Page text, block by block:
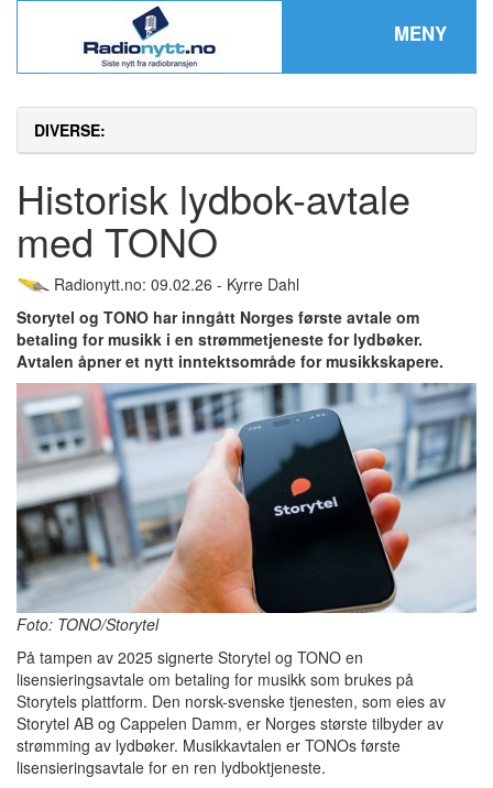
MENY
DIVERSE:
Historisk lydbok-avtale
med TONO
Radionytt.no: 09.02.26 - Kyrre Dahl
Storytel og TONO har inngått Norges første avtale om
betaling for musikk i en strømmetjeneste for lydbøker.
Avtalen åpner et nytt inntektsområde for musikkskapere.
Foto: TONO/Storytel
På tampen av 2025 signerte Storytel og TONO en
lisensieringsavtale om betaling for musikk som brukes på
Storytels plattform. Den norsk-svenske tjenesten, som eies av
Storytel AB og Cappelen Damm, er Norges største tilbyder av
strømming av lydbøker. Musikkavtalen er TONOs første
lisensieringsavtale for en ren lydboktjeneste.